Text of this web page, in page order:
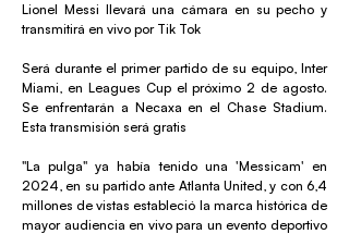
Lionel Messi llevará una cámara en su pecho y
transmitirá en vivo por Tik Tok
Será durante el primer partido de su equipo, Inter
Miami, en Leagues Cup el próximo 2 de agosto.
Se enfrentarán a Necaxa en el Chase Stadium.
Esta transmisión será gratis
"La pulga" ya había tenido una 'Messicam' en
2024, en su partido ante Atlanta United, y con 6,4
millones de vistas estableció la marca histórica de
mayor audiencia en vivo para un evento deportivo